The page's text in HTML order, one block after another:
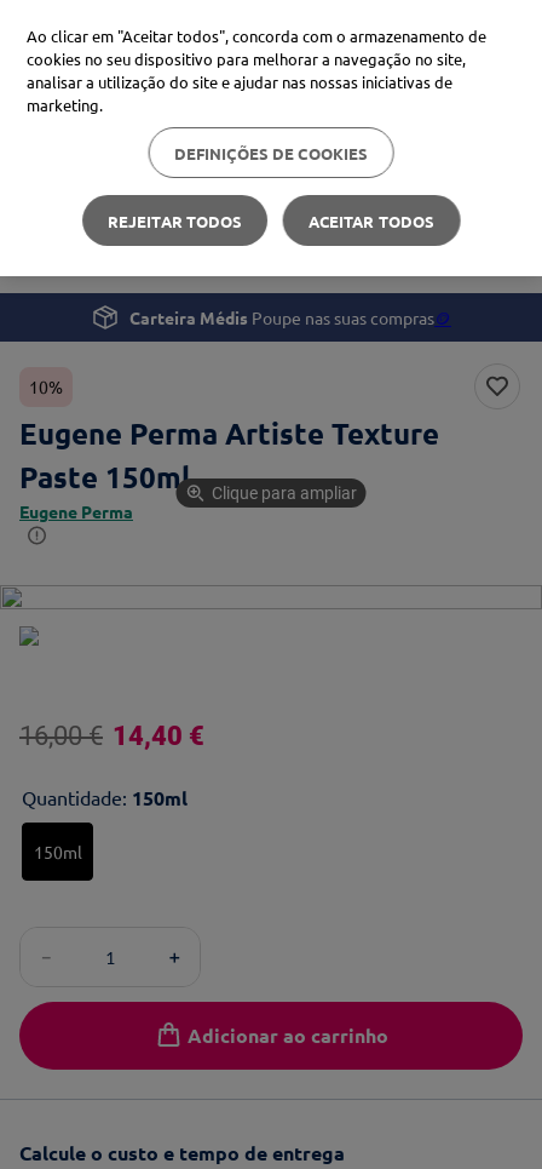
Procure no Marketplace Médis
Pesquisas mais comuns
xiaomi
uriage
4º svr
Beleza e Cuidado pessoal
Eugene Perma Artiste Texture Paste
Carteira Médis Poupe nas suas compras🪙
10%
Eugene Perma Artiste Texture
Paste 150ml
Eugene Perma
Clique para ampliar
16,00 € 14,40 €
Quantidade: 150ml
150ml
＋
－
Adicionar ao carrinho
Calcule o custo e tempo de entrega
Ao clicar em "Aceitar todos", concorda com o armazenamento de
cookies no seu dispositivo para melhorar a navegação no site,
analisar a utilização do site e ajudar nas nossas iniciativas de
marketing.
DEFINIÇÕES DE COOKIES
REJEITAR TODOS ACEITAR TODOS